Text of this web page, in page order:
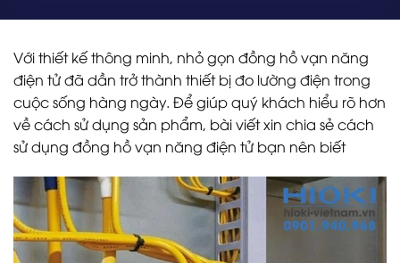
Với thiết kế thông minh, nhỏ gọn đồng hồ vạn năng
điện tử đã dần trở thành thiết bị đo lường điện trong
cuộc sống hàng ngày. Để giúp quý khách hiểu rõ hơn
về cách sử dụng sản phẩm, bài viết xin chia sẻ cách
sử dụng đồng hồ vạn năng điện tử bạn nên biết